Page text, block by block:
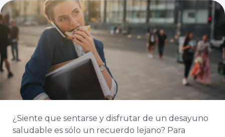
¿Siente que sentarse y disfrutar de un desayuno
saludable es sólo un recuerdo lejano? Para